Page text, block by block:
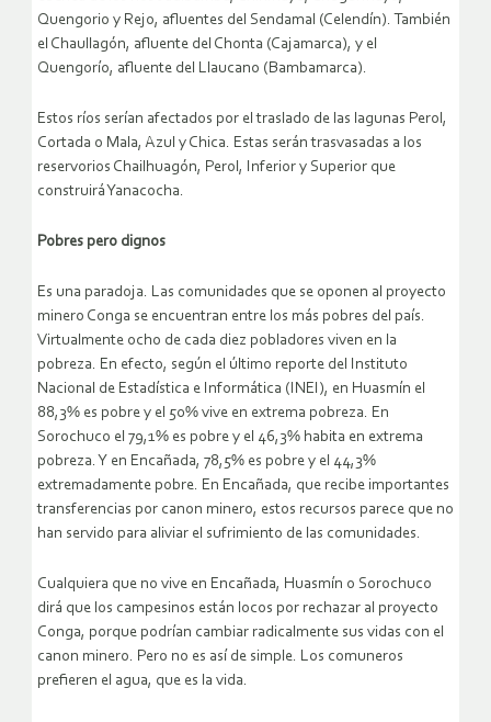
Quengorio y Rejo, afluentes del Sendamal (Celendín). También
el Chaullagón, afluente del Chonta (Cajamarca), y el
Quengorío, afluente del Llaucano (Bambamarca).
Estos ríos serían afectados por el traslado de las lagunas Perol,
Cortada o Mala, Azul y Chica. Estas serán trasvasadas a los
reservorios Chailhuagón, Perol, Inferior y Superior que
construirá Yanacocha.
Pobres pero dignos
Es una paradoja. Las comunidades que se oponen al proyecto
minero Conga se encuentran entre los más pobres del país.
Virtualmente ocho de cada diez pobladores viven en la
pobreza. En efecto, según el último reporte del Instituto
Nacional de Estadística e Informática (INEI), en Huasmín el
88,3% es pobre y el 50% vive en extrema pobreza. En
Sorochuco el 79,1% es pobre y el 46,3% habita en extrema
pobreza. Y en Encañada, 78,5% es pobre y el 44,3%
extremadamente pobre. En Encañada, que recibe importantes
transferencias por canon minero, estos recursos parece que no
han servido para aliviar el sufrimiento de las comunidades.
Cualquiera que no vive en Encañada, Huasmín o Sorochuco
dirá que los campesinos están locos por rechazar al proyecto
Conga, porque podrían cambiar radicalmente sus vidas con el
canon minero. Pero no es así de simple. Los comuneros
prefieren el agua, que es la vida.